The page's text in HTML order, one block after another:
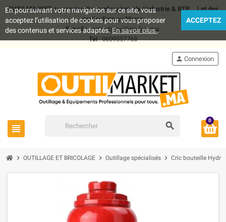
OUTILMARKET au service des professionnels (industrie & BTP .. ) et des
particuliers au Maroc
E-mail: contact@outilmarket.ma
Tél: 0609557768
view_headline search
person Connexion
0
chevron_right OUTILLAGE ET BRICOLAGE chevron_right Outillage spécialisés chevron_right Cric bouteille
En poursuivant votre navigation sur ce site, vous
acceptez l’utilisation de cookies pour vous proposer
des contenus et services adaptés.En savoir plus..
ACCEPTEZ